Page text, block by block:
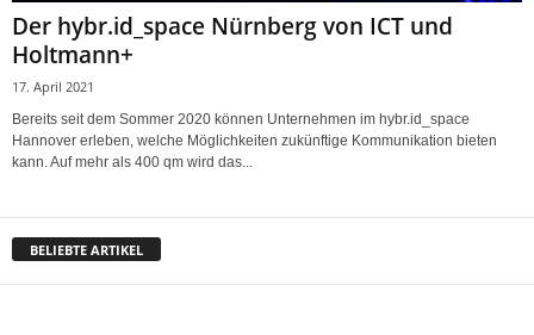
Der hybr.id_space Nürnberg von ICT und
Holtmann+
17. April 2021
Bereits seit dem Sommer 2020 können Unternehmen im hybr.id_space
Hannover erleben, welche Möglichkeiten zukünftige Kommunikation bieten
kann. Auf mehr als 400 qm wird das...
BELIEBTE ARTIKEL